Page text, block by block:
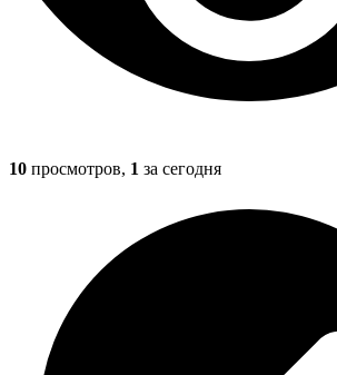
10 просмотров, 1 за сегодня